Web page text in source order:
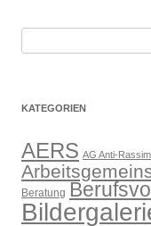
KATEGORIEN
AERS AG Anti-
Beratung